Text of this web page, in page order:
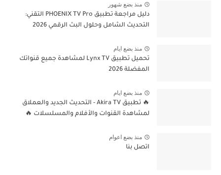
منذ بضع شهور
دليل مراجعة تطبيق PHOENIX TV Pro التقني:
التحديث الشامل وحلول البث الرقمي 2026
منذ بضع ايام
تحميل تطبيق Lynx TV لمشاهدة جميع قنواتك
المفضلة 2026
منذ بضع ايام
🔥 تطبيق Akira TV - التحديث الجديد والعملاق
لمشاهدة القنوات والأفلام والمسلسلات 🔥
منذ بضع اعوام
اتصل بنا